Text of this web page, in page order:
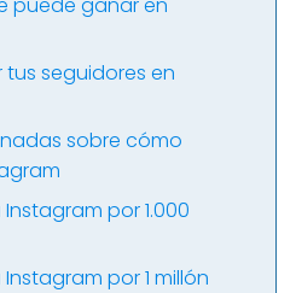
seguidores en
sobre cómo
por 1.000
por 1 millón